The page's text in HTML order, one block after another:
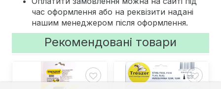
час оформлення або на реквізити надані
нашим менеджером після оформлення.
Рекомендовані товари